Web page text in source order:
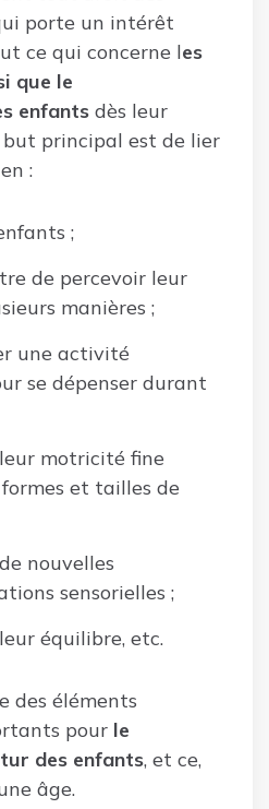
porte un intérêt
ce qui concerne les
que le
enfants dès leur
principal est de lier
:
;
de percevoir leur
manières ;
une activité
se dépenser durant
motricité fine
et tailles de
nouvelles
sensorielles ;
équilibre, etc.
des éléments
pour le
des enfants, et ce,
âge.